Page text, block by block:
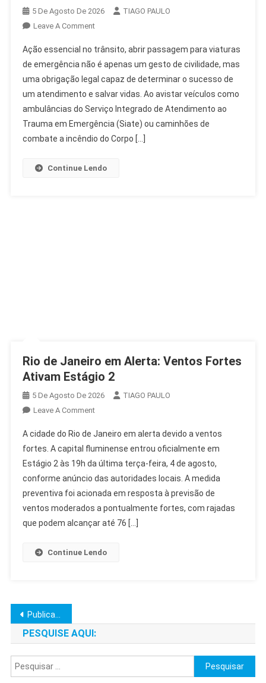
5 De Agosto De 2026
TIAGO PAULO
Leave A CommentOn
Passagem
Para
Viaturas
De
Emergência:
Dever
Ação essencial no trânsito, abrir passagem para viaturas
de emergência não é apenas um gesto de civilidade, mas
uma obrigação legal capaz de determinar o sucesso de
um atendimento e salvar vidas. Ao avistar veículos como
ambulâncias do Serviço Integrado de Atendimento ao
Trauma em Emergência (Siate) ou caminhões de
combate a incêndio do Corpo […]
Continue Lendo
Rio de Janeiro em Alerta: Ventos Fortes
Ativam Estágio 2
5 De Agosto De 2026
TIAGO PAULO
Leave A CommentOn
De
Janeiro
Em
Alerta:
Ventos
Fortes
Ativam
A cidade do Rio de Janeiro em alerta devido a ventos
fortes. A capital fluminense entrou oficialmente em
Estágio 2 às 19h da última terça-feira, 4 de agosto,
conforme anúncio das autoridades locais. A medida
preventiva foi acionada em resposta à previsão de
ventos moderados a pontualmente fortes, com rajadas
que podem alcançar até 76 […]
Continue Lendo
Navegação
por
posts
Publicações mais antigas
PESQUISE AQUI:
Pesquisar
por: